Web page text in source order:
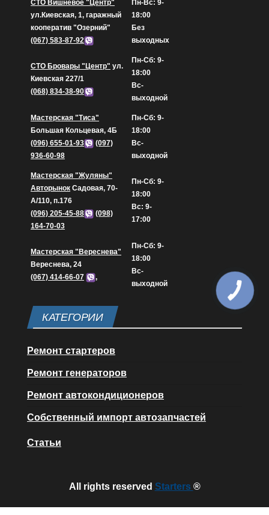
СТО Вишневое "Центр"
ул.Киевская, 1, гаражный
кооператив "Озерний"
(067) 583-87-92
Пн-Вс: 9-
18:00
Без
выходных
СТО Бровары "Центр" ул.
Киевская 227/1
(068) 834-38-90
Пн-Сб: 9-
18:00
Вс-
выходной
Мастерская "Тиса"
Большая Кольцевая, 4Б
(096) 655-01-93
(097)
936-60-98
Пн-Сб: 9-
18:00
Вс-
выходной
Мастерская "Жуляны"
Авторынок Садовая, 70-
А/110, п.176
(096) 205-45-88
(098)
164-70-03
Пн-Сб: 9-
18:00
Вс: 9-
17:00
Мастерская "Вереснева"
Вереснева, 24
(067) 414-66-07
,
Пн-Сб: 9-
18:00
Вс-
выходной
КАТЕГОРИИ
Ремонт стартеров
Ремонт генераторов
Ремонт автокондиционеров
Собственный импорт автозапчастей
Статьи
All rights reserved Starters ®